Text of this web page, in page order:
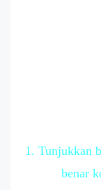
1. Tunjukkan
benar